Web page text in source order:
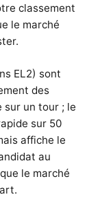
classement
le marché
EL2) sont
des
sur un tour ; le
sur 50
affiche le
au
le marché